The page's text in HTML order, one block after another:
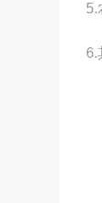
5.
6.